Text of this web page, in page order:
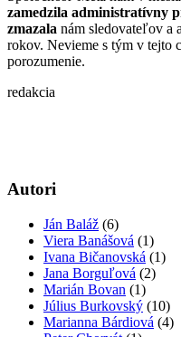
zamedzila administratívny
zmazala nám sledovateľov a
rokov. Nevieme s tým v tejto
porozumenie.
redakcia
Autori
Ján Baláž (6)
Viera Banášová (1)
Ivana Bičanovská (1)
Jana Borguľová (2)
Marián Bovan (1)
Július Burkovský (10)
Marianna Bárdiová (4)